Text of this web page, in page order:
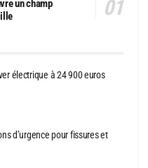
un champ
électrique à 24 900 euros
d’urgence pour fissures et